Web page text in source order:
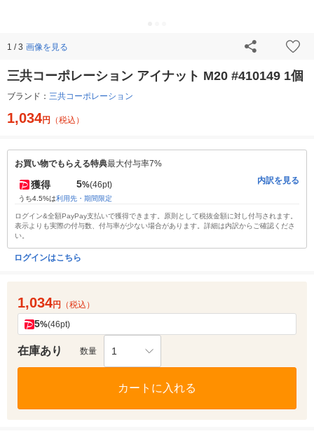
1 / 3 画像を見る
三共コーポレーション アイナット M20 #410149 1個
ブランド： 三共コーポレーション
1,034円 （税込）
お買い物でもらえる特典最大付与率7%
獲得 5%(46pt)
うち4.5%は利用先・期間限定
内訳を見る
ログイン&全額PayPay支払いで獲得できます。原則として税抜金額に対し付与されます。
表示よりも実際の付与数、付与率が少ない場合があります。詳細は内訳からご確認くださ
い。
ログインはこちら
1,034円 （税込）
5%(46pt)
在庫あり 数量 1
カートに入れる